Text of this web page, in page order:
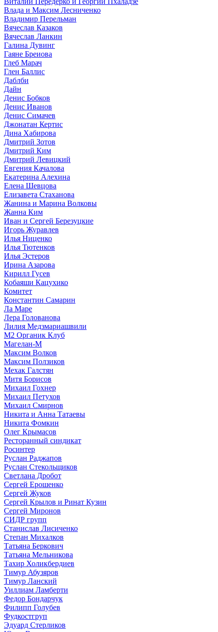
Влада и Максим Лесниченко
Владимир Перельман
Вячеслав Казаков
Вячеслав Ланкин
Галина Дувинг
Гаяне Бреиова
Глеб Марач
Глен Баллис
Даблби
Дайн
Денис Бобков
Денис Иванов
Денис Симачев
Джонатан Кертис
Дина Хабирова
Дмитрий Зотов
Дмитрий Ким
Дмитрий Левицкий
Евгения Качалова
Екатерина Алехина
Елена Шевцова
Елизавета Стаханова
Жанина и Марина Волковы
Жанна Ким
Иван и Сергей Березуцкие
Игорь Журавлев
Илья Ниценко
Илья Тютенков
Илья Эстеров
Ирина Азарова
Кирилл Гусев
Кобаяши Кацухико
Комитет
Константин Самарин
Ла Маре
Лера Голованова
Лилия Медзмариашвили
М2 Органик Клуб
Магелан-М
Максим Волков
Максим Ползиков
Мехак Галстян
Митя Борисов
Михаил Гохнер
Михаил Петухов
Михаил Смирнов
Никита и Анна Татаевы
Никита Фомкин
Олег Крымасов
Ресторанный синдикат
Росинтер
Руслан Раджапов
Руслан Стекольщиков
Светлана Дробот
Сергей Ерошенко
Сергей Жуков
Сергей Крылов и Ринат Кузин
Сергей Миронов
СИДР групп
Станислав Лисиченко
Степан Михалков
Татьяна Беркович
Татьяна Мельникова
Тахир Холикбердиев
Тимур Абузяров
Тимур Ланский
Уиллиам Ламберти
Федор Бондарчук
Филипп Голубев
Фудкостгруп
Эдуард Стерликов